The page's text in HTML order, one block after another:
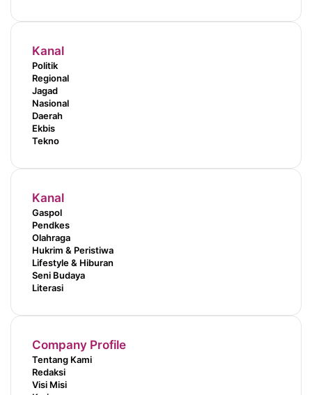
Kanal
Politik
Regional
Jagad
Nasional
Daerah
Ekbis
Tekno
Kanal
Gaspol
Pendkes
Olahraga
Hukrim & Peristiwa
Lifestyle & Hiburan
Seni Budaya
Literasi
Company Profile
Tentang Kami
Redaksi
Visi Misi